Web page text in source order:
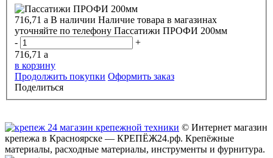
716,71 a В наличии Наличие товара в магазинах
уточняйте по телефону Пассатижи ПРОФИ 200мм
-
+
716,71 a
в корзину
Продолжить покупки Оформить заказ
Поделиться
© Интернет магазин
крепежа в Красноярске — КРЕПЁЖ24.рф. Крепёжные
материалы, расходные материалы, инструменты и фурнитура.